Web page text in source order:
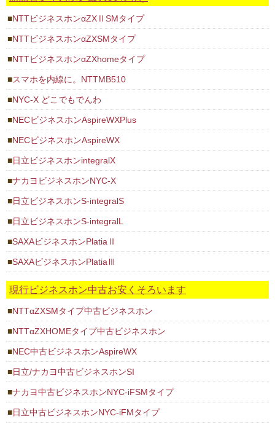
NTTビジネスホンαZXⅡSMタイプ
NTTビジネスホンαZXSMタイプ
NTTビジネスホンαZXhomeタイプ
スマホを内線に。NTTMB510
NYC-X どこでもでんわ
NECビジネスホンAspireWXPlus
NECビジネスホンAspireWX
日立ビジネスホンintegralX
ナカヨビジネスホンNYC-X
日立ビジネスホンS-integralS
日立ビジネスホンS-integralL
SAXAビジネスホンPlatiaⅡ
SAXAビジネスホンPlatiaⅢ
現行ビジネスホン中古お安くそろいます
NTTαZXSMタイプ中古ビジネスホン
NTTαZXHOMEタイプ中古ビジネスホン
NEC中古ビジネスホンAspireWX
日立/ナカヨ中古ビジネスホンSI
ナカヨ中古ビジネスホンNYC-iFSMタイプ
日立中古ビジネスホンNYC-iFMタイプ